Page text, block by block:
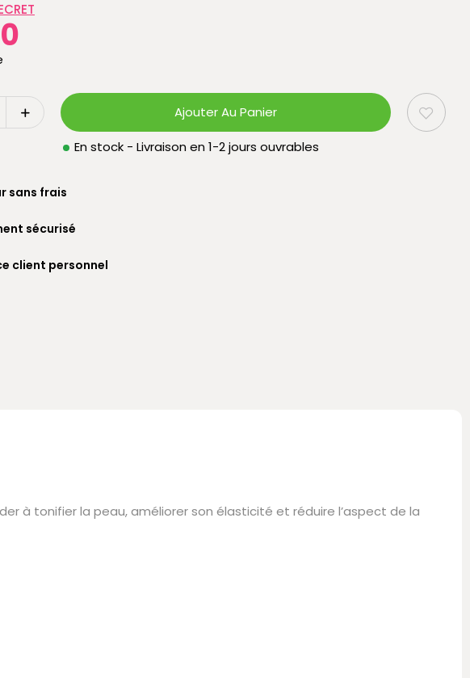
Ajouter Au Panier
En stock - Livraison en 1-2 jours ouvrables
sans frais
sécurisé
client personnel
à tonifier la peau, améliorer son élasticité et réduire l’aspect de la